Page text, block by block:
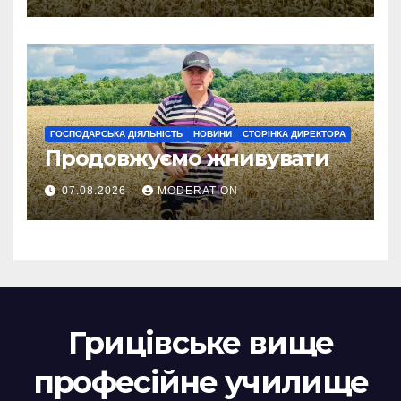
ГОСПОДАРСЬКА ДІЯЛЬНІСТЬ НОВИНИ СТОРІНКА ДИРЕКТОРА
Продовжуємо жнивувати
07.08.2026 MODERATION
Грицівське вище
професійне училище